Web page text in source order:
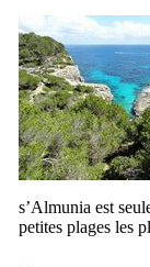
s’Almunia est
petites plages les